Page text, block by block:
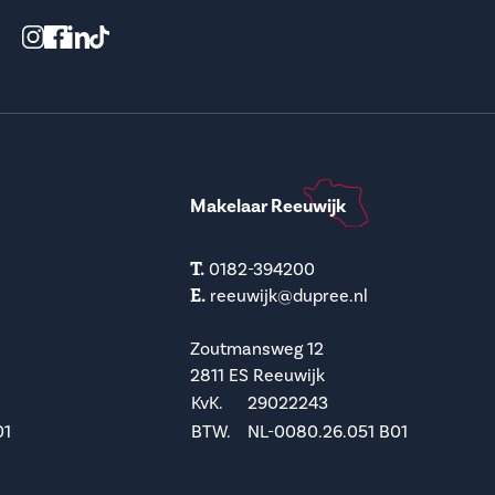
Makelaar Reeuwijk
T. 0182-394200
E. reeuwijk@dupree.nl
Zoutmansweg 12
2811 ES Reeuwijk
KvK.
29022243
BTW.
NL-0080.26.051 B01